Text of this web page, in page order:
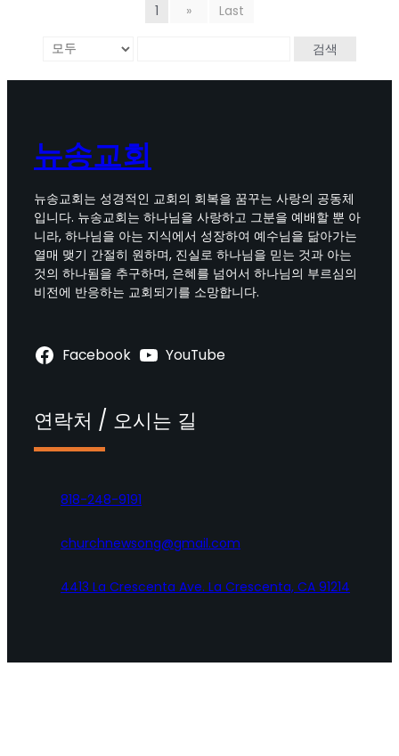
1 » Last
검색
뉴송교회
뉴송교회는 성경적인 교회의 회복을 꿈꾸는 사랑의 공동체
입니다. 뉴송교회는 하나님을 사랑하고 그분을 예배할 뿐 아
니라, 하나님을 아는 지식에서 성장하여 예수님을 닮아가는
열매 맺기 간절히 원하며, 진실로 하나님을 믿는 것과 아는
것의 하나됨을 추구하며, 은혜를 넘어서 하나님의 부르심의
비전에 반응하는 교회되기를 소망합니다.
Facebook YouTube
연락처 / 오시는 길
818-248-9191
churchnewsong@gmail.com
4413 La Crescenta Ave. La Crescenta, CA 91214